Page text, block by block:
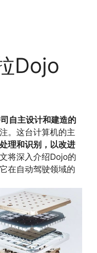
Dojo
自主设计和建造的
。这台计算机的主
理和识别，以改进
将深入介绍Dojo的
在自动驾驶领域的